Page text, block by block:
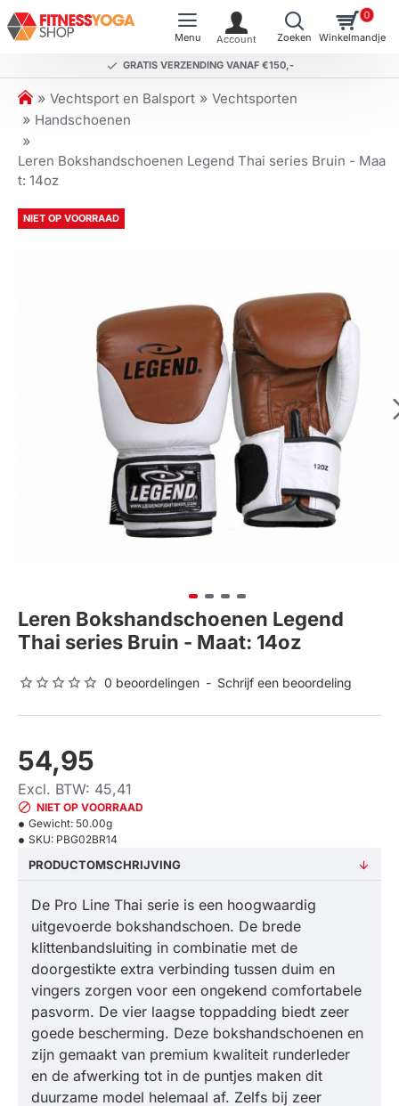
GRATIS VERZENDING VANAF €150,-
0
h
o
e
Vechtsport en Balsport
Vechtsporten
Handschoenen
Leren Bokshandschoenen Legend Thai series Bruin - Maa
t: 14oz
NIET OP VOORRAAD
Leren Bokshandschoenen Legend
Thai series Bruin - Maat: 14oz
0 beoordelingen - Schrijf een beoordeling
54,95
Excl. BTW: 45,41
NIET OP VOORRAAD
Gewicht: 50.00g
SKU: PBG02BR14
PRODUCTOMSCHRIJVING
De Pro Line Thai serie is een hoogwaardig
uitgevoerde bokshandschoen. De brede
klittenbandsluiting in combinatie met de
doorgestikte extra verbinding tussen duim en
vingers zorgen voor een ongekend comfortabele
pasvorm. De vier laagse toppadding biedt zeer
goede bescherming. Deze bokshandschoenen en
zijn gemaakt van premium kwaliteit runderleder
en de afwerking tot in de puntjes maken dit
duurzame model helemaal af. Zelfs bij zeer